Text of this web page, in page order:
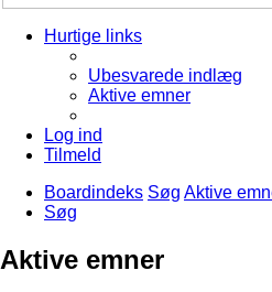
Hurtige links
Ubesvarede indlæg
Aktive emner
Log ind
Tilmeld
Boardindeks Søg Aktive
Søg
Aktive emner